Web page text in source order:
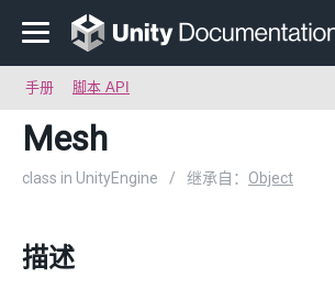
手册 脚本 API
Mesh
class in UnityEngine / 继承自： Object
描述